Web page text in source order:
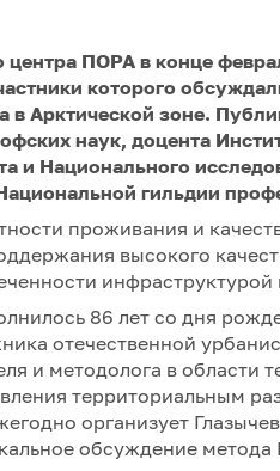
центра ПОРА в конце
которого
в Арктической зоне.
наук, доцента
и Национального
гильдии
проживания и
высокого
86 лет со дня
отечественной
и методолога в области
территориальным
организует
обсуждение метода